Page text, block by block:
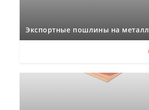
Экспортные пошлины на металл